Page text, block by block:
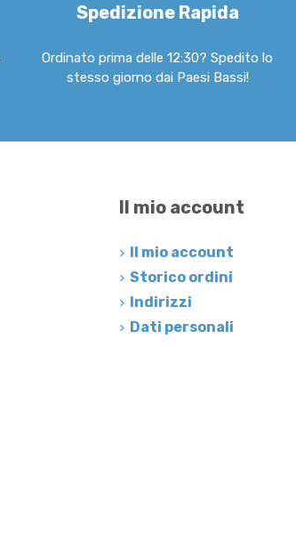
Spedizione Rapida
Ordinato prima delle 12:30? Spedito lo
stesso giorno dai Paesi Bassi!
Il mio account
Il mio account
Storico ordini
Indirizzi
Dati personali